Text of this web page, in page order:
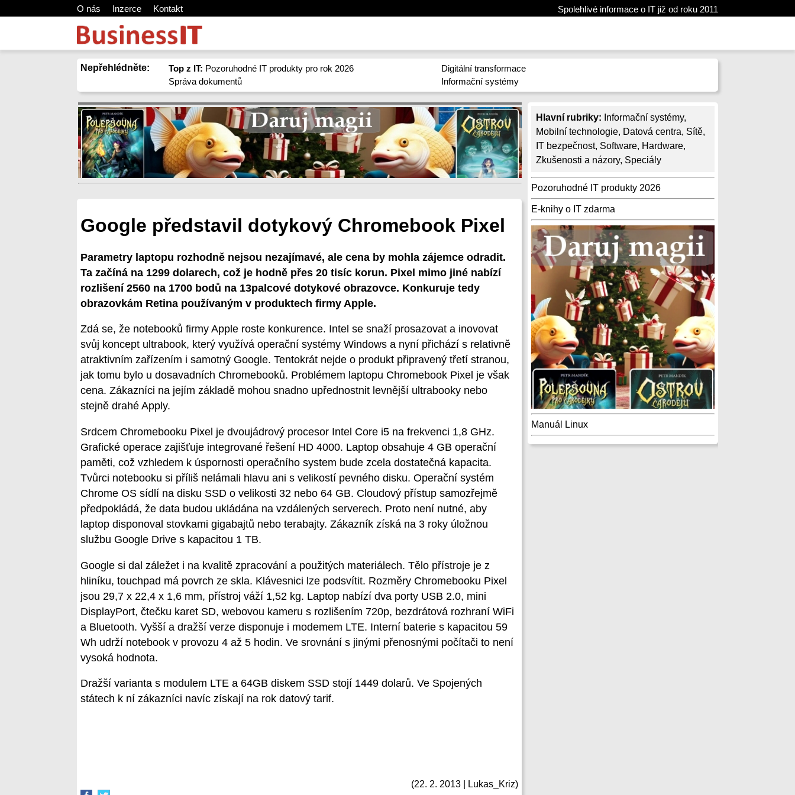
O nás Inzerce Kontakt Spolehlivé informace o IT již od roku 2011
Nepřehlédněte: Top z IT: Pozoruhodné IT produkty pro rok 2026
Správa dokumentů
Digitální transformace
Informační systémy
Hlavní rubriky: Informační systémy,
Mobilní technologie, Datová centra, Sítě,
IT bezpečnost, Software, Hardware,
Zkušenosti a názory, Speciály
Pozoruhodné IT produkty 2026
E-knihy o IT zdarma
Manuál Linux
Google představil dotykový Chromebook Pixel
Parametry laptopu rozhodně nejsou nezajímavé, ale cena by mohla zájemce odradit.
Ta začíná na 1299 dolarech, což je hodně přes 20 tisíc korun. Pixel mimo jiné nabízí
rozlišení 2560 na 1700 bodů na 13palcové dotykové obrazovce. Konkuruje tedy
obrazovkám Retina používaným v produktech firmy Apple.
Zdá se, že notebooků firmy Apple roste konkurence. Intel se snaží prosazovat a inovovat
svůj koncept ultrabook, který využívá operační systémy Windows a nyní přichází s relativně
atraktivním zařízením i samotný Google. Tentokrát nejde o produkt připravený třetí stranou,
jak tomu bylo u dosavadních Chromebooků. Problémem laptopu Chromebook Pixel je však
cena. Zákazníci na jejím základě mohou snadno upřednostnit levnější ultrabooky nebo
stejně drahé Apply.
Srdcem Chromebooku Pixel je dvoujádrový procesor Intel Core i5 na frekvenci 1,8 GHz.
Grafické operace zajišťuje integrované řešení HD 4000. Laptop obsahuje 4 GB operační
paměti, což vzhledem k úspornosti operačního system bude zcela dostatečná kapacita.
Tvůrci notebooku si příliš nelámali hlavu ani s velikostí pevného disku. Operační systém
Chrome OS sídlí na disku SSD o velikosti 32 nebo 64 GB. Cloudový přístup samozřejmě
předpokládá, že data budou ukládána na vzdálených serverech. Proto není nutné, aby
laptop disponoval stovkami gigabajtů nebo terabajty. Zákazník získá na 3 roky úložnou
službu Google Drive s kapacitou 1 TB.
Google si dal záležet i na kvalitě zpracování a použitých materiálech. Tělo přístroje je z
hliníku, touchpad má povrch ze skla. Klávesnici lze podsvítit. Rozměry Chromebooku Pixel
jsou 29,7 x 22,4 x 1,6 mm, přístroj váží 1,52 kg. Laptop nabízí dva porty USB 2.0, mini
DisplayPort, čtečku karet SD, webovou kameru s rozlišením 720p, bezdrátová rozhraní WiFi
a Bluetooth. Vyšší a dražší verze disponuje i modemem LTE. Interní baterie s kapacitou 59
Wh udrží notebook v provozu 4 až 5 hodin. Ve srovnání s jinými přenosnými počítači to není
vysoká hodnota.
Dražší varianta s modulem LTE a 64GB diskem SSD stojí 1449 dolarů. Ve Spojených
státech k ní zákazníci navíc získají na rok datový tarif.
(22. 2. 2013 | Lukas_Kriz)